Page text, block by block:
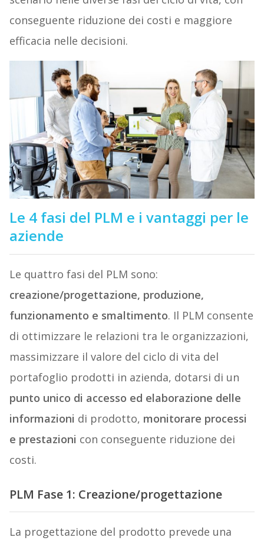
conseguente riduzione dei costi e maggiore
efficacia nelle decisioni.
Le 4 fasi del PLM e i vantaggi per le
aziende
Le quattro fasi del PLM sono:
creazione/progettazione, produzione,
funzionamento e smaltimento. Il PLM consente
di ottimizzare le relazioni tra le organizzazioni,
massimizzare il valore del ciclo di vita del
portafoglio prodotti in azienda, dotarsi di un
punto unico di accesso ed elaborazione delle
informazioni di prodotto, monitorare processi
e prestazioni con conseguente riduzione dei
costi.
PLM Fase 1: Creazione/progettazione
La progettazione del prodotto prevede una